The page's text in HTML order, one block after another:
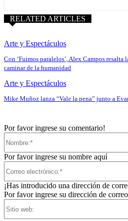
RELATED ARTICLES
Arte y Espectáculos
Con ‘Fuimos paralelos’, Alex Campos resalta
caminar de la humanidad
Arte y Espectáculos
Mike Muñoz lanza “Vale la pena” junto a
Por favor ingrese su comentario!
Por favor ingrese su nombre aquí
¡Has introducido una dirección de
Por favor ingrese su dirección de